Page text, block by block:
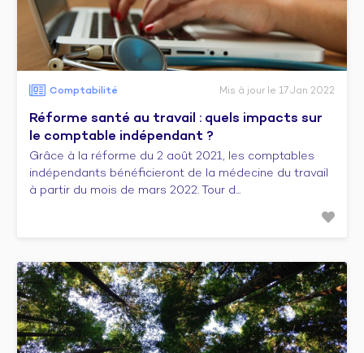
Comptabilité Mis à jour le 17 Jan 2022
Réforme santé au travail : quels impacts sur
le comptable indépendant ?
Grâce à la réforme du 2 août 2021, les comptables
indépendants bénéficieront de la médecine du travail
à partir du mois de mars 2022. Tour d...